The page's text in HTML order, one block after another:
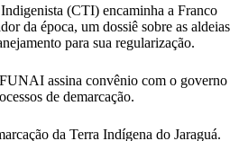
(CTI) encaminha a Franco
da época, um dossiê sobre as aldeias
para sua regularização.
assina convênio com o governo
de demarcação.
da Terra Indígena do Jaraguá.